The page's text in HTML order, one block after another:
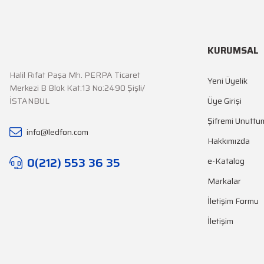
Halil Rıfat Paşa Mh. PERPA Ticaret
Merkezi B Blok Kat:13 No:2490 Şişli/
İSTANBUL
info@ledfon.com
0(212) 553 36 35
KURUMSAL
Yeni Üyelik
Üye Girişi
Şifremi
Hakkımızda
e-Katalog
Markalar
İletişim Formu
İletişim